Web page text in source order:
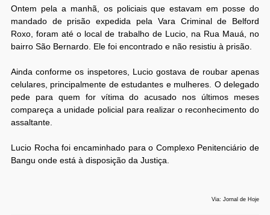
Ontem pela a manhã, os policiais que estavam em posse do
mandado de prisão expedida pela Vara Criminal de Belford
Roxo, foram até o local de trabalho de Lucio, na Rua Mauá, no
bairro São Bernardo. Ele foi encontrado e não resistiu à prisão.
Ainda conforme os inspetores, Lucio gostava de roubar apenas
celulares, principalmente de estudantes e mulheres. O delegado
pede para quem for vítima do acusado nos últimos meses
compareça a unidade policial para realizar o reconhecimento do
assaltante.
Lucio Rocha foi encaminhado para o Complexo Penitenciário de
Bangu onde está à disposição da Justiça.
Via: Jornal de Hoje